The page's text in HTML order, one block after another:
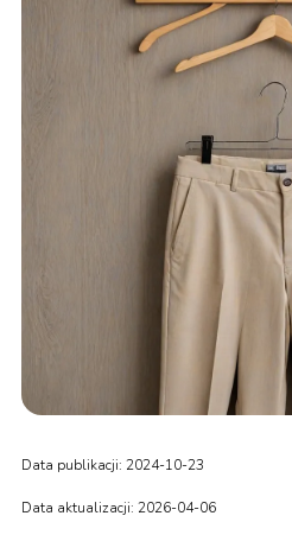
Data publikacji: 2024-10-23
Data aktualizacji: 2026-04-06